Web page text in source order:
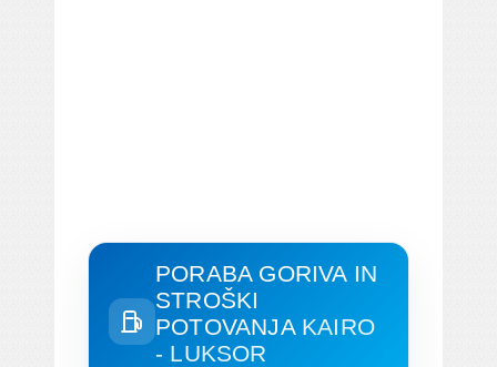
PORABA GORIVA IN
STROŠKI
POTOVANJA KAIRO
- LUKSOR